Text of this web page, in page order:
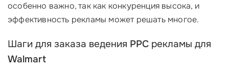
особенно важно, так как конкуренция высока, и
эффективность рекламы может решать многое.
Шаги для заказа ведения PPC рекламы для
Walmart